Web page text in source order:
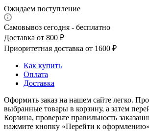
Ожидаем поступление
Самовывоз сегодня - бесплатно
Доставка от 800 ₽
Приоритетная доставка от 1600 ₽
Как купить
Оплата
Доставка
Оформить заказ на нашем сайте легко.
выбранные товары в корзину, а затем
Корзина, проверьте правильность
нажмите кнопку «Перейти к